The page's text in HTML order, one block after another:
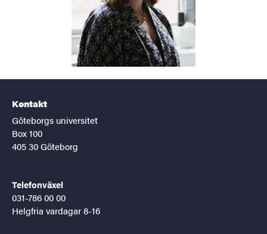
Kontakt
Göteborgs universitet
Box 100
405 30 Göteborg
Telefonväxel
031-786 00 00
Helgfria vardagar 8-16